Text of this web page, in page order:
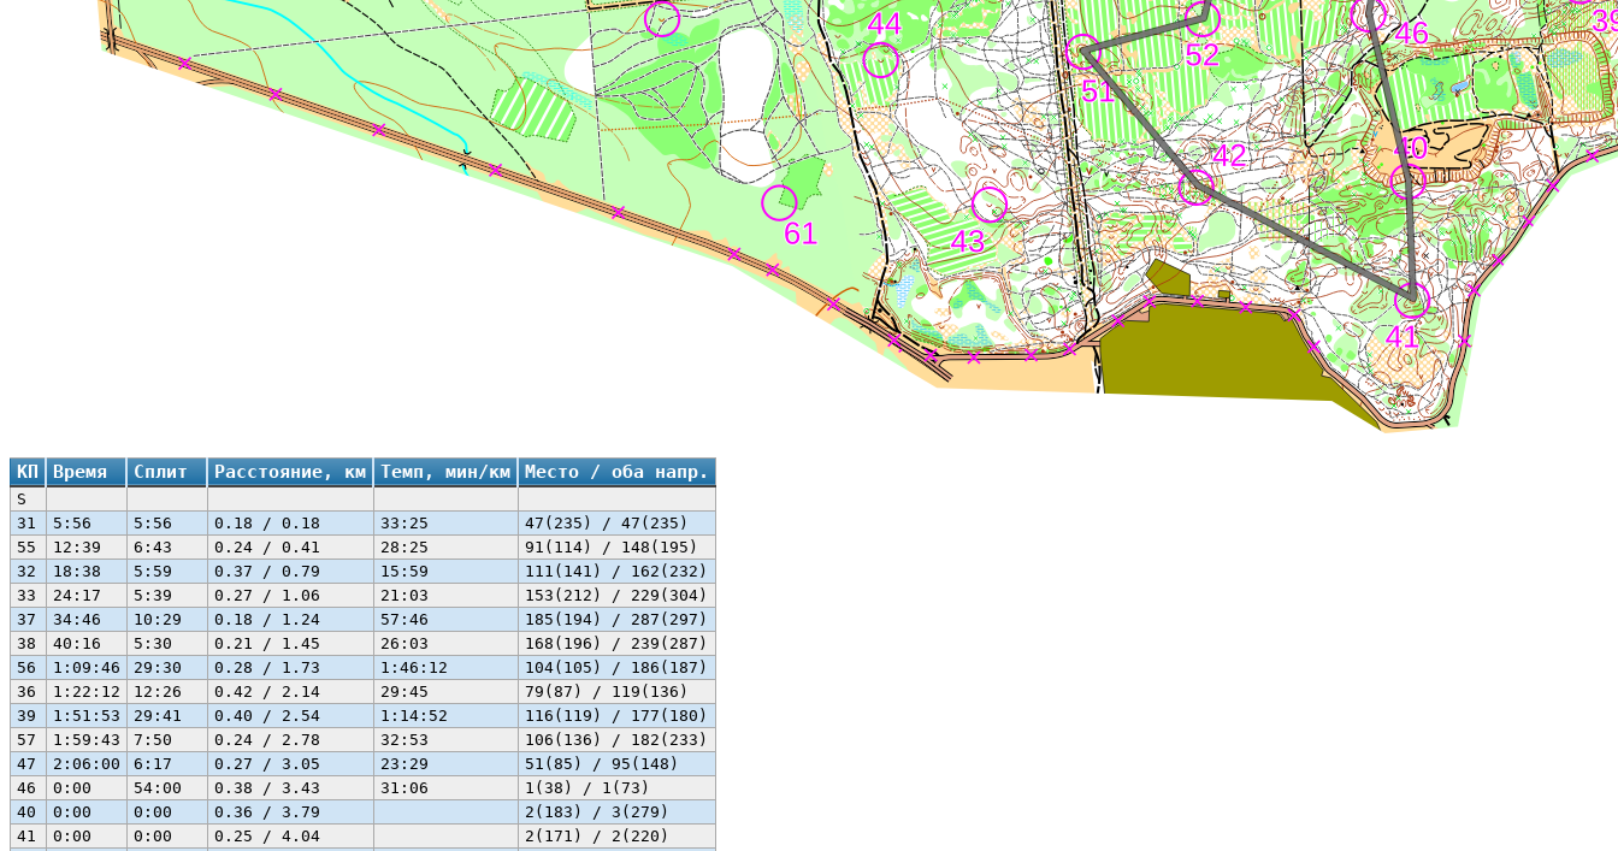
КП Время Сплит Расстояние, км Темп, мин/км Место / оба напр.
S
31
5:56 5:56 0.18 / 0.18 33:25
47(235) / 47(235)
55
12:39 6:43 0.24 / 0.41 28:25
91(114) / 148(195)
32
18:38 5:59 0.37 / 0.79 15:59
111(141) / 162(232)
33
24:17 5:39 0.27 / 1.06 21:03
153(212) / 229(304)
37
34:46 10:29 0.18 / 1.24 57:46
185(194) / 287(297)
38
40:16 5:30 0.21 / 1.45 26:03
168(196) / 239(287)
56
1:09:46 29:30 0.28 / 1.73 1:46:12
104(105) / 186(187)
36
1:22:12 12:26 0.42 / 2.14 29:45
79(87) / 119(136)
39
1:51:53 29:41 0.40 / 2.54 1:14:52
116(119) / 177(180)
57
1:59:43 7:50 0.24 / 2.78 32:53
106(136) / 182(233)
47
2:06:00 6:17 0.27 / 3.05 23:29
51(85) / 95(148)
46
0:00 54:00 0.38 / 3.43 31:06
1(38) / 1(73)
40
0:00 0:00 0.36 / 3.79
2(183) / 3(279)
41
0:00 0:00 0.25 / 4.04 2(171) / 2(220)